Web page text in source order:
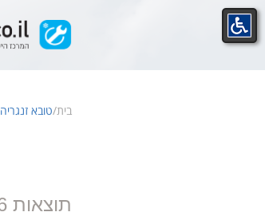
content
בית/טובא זנגריה
תוצאות 326 נמצאו